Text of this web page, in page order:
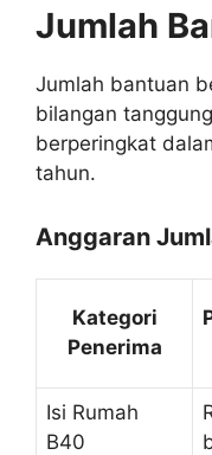
Jumlah
Jumlah bantuan
bilangan
berperingkat
tahun.
Anggaran
Kategori
Penerima
Isi Rumah
B40